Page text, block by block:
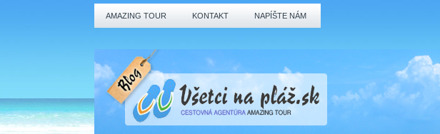
AMAZING TOUR KONTAKT NAPÍŠTE NÁM